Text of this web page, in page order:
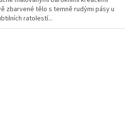
zbarvené tělo s temně rudými pásy u
ratolestí...